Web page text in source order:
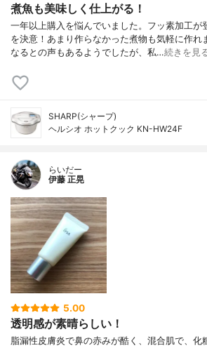
煮魚も美味しく仕上がる！
一年以上購入を悩んでいました。フッ素加工が
を決意！あまり作らなかった煮物も気軽に作れ
なるとの声もあるようでしたが、私…続きを見
SHARP(シャープ)
ヘルシオ ホットクック KN-HW24F
らいだー
伊藤 正晃
5.00
透明感が素晴らしい！
脂漏性皮膚炎で鼻の赤みが酷く、混合肌で、化